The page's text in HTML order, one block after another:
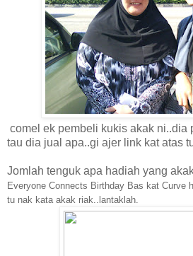
comel ek pembeli kukis akak ni..dia
tau dia jual apa..gi ajer link kat atas
Jomlah tenguk apa hadiah yang
Everyone Connects Birthday Bas kat Curve
tu nak kata akak riak..lantaklah.